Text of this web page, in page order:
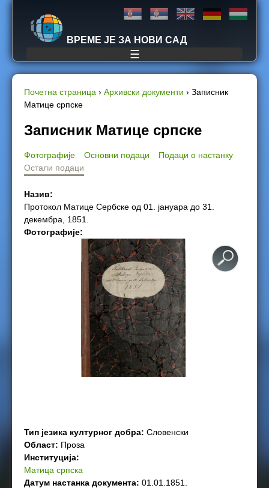
Jump to navigation
ВРЕМЕ ЈЕ ЗА НОВИ САД
☰
Y
o
u
r
e
Почетна страница › Архивски документи › Записник
Матице српске
Записник Матице српске
Фотографије Основни подаци
Подаци о настанку
Остали подаци
Назив:
Протокол Матице Сербске од 01. јануара до 31.
декембра, 1851.
Фотографије:
Тип језика културног добра: Словенски
Област: Проза
Институција:
Матица српска
Датум настанка документа: 01.01.1851.